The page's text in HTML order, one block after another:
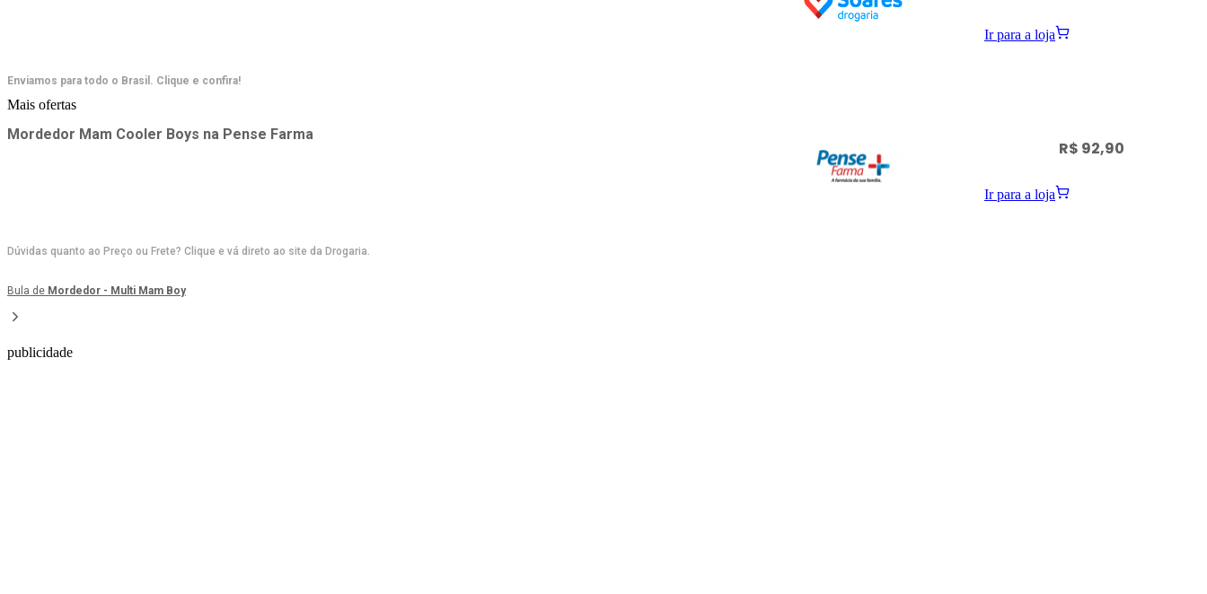
Enviamos para todo o Brasil. Clique e confira!
Ir para a loja
Mais ofertas
Mordedor Mam Cooler Boys na Pense Farma
Dúvidas quanto ao Preço ou Frete? Clique e vá direto ao site da Drogaria.
R$ 92,90
Ir para a loja
Bula de Mordedor - Multi Mam Boy
publicidade